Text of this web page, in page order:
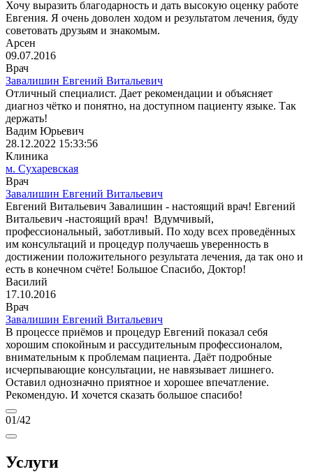
Хочу выразить благодарность и дать высокую оценку работе
Евгения. Я очень доволен ходом и результатом лечения, буду
советовать друзьям и знакомым.
Арсен
09.07.2016
Врач
Завалишин Евгений Витальевич
Отличный специалист. Дает рекомендации и объясняет
диагноз чётко и понятно, на доступном пациенту языке. Так
держать!
Вадим Юрьевич
28.12.2022 15:33:56
Клиника
м. Сухаревская
Врач
Завалишин Евгений Витальевич
Евгений Витальевич Завалишин - настоящий врач! Евгений
Витальевич -настоящий врач! Вдумчивый,
профессиональный, заботливый. По ходу всех проведённых
им консультаций и процедур получаешь уверенность в
достижении положительного результата лечения, да так оно и
есть в конечном счёте! Большое Спасибо, Доктор!
Василий
17.10.2016
Врач
Завалишин Евгений Витальевич
В процессе приёмов и процедур Евгений показал себя
хорошим спокойным и рассудительным профессионалом,
внимательным к проблемам пациента. Даёт подробные
исчерпывающие консультации, не навязывает лишнего.
Оставил однозначно приятное и хорошее впечатление.
Рекомендую. И хочется сказать большое спасибо!
01/42
Услуги